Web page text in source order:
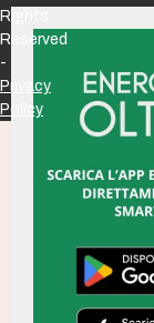
Rights
Reserved
-
Privacy
Policy